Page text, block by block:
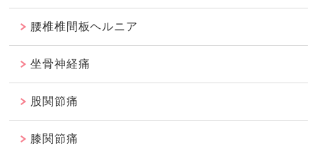
腰椎椎間板ヘルニア
坐骨神経痛
股関節痛
膝関節痛